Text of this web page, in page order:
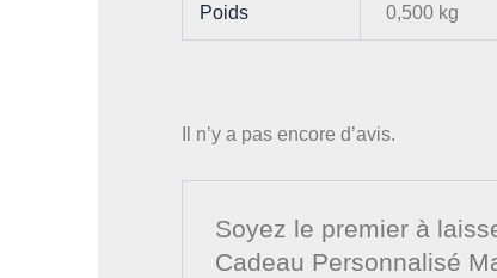
Poids 0,500 kg
Il n’y a pas encore d’avis.
Soyez le premier à
Cadeau Personnalisé